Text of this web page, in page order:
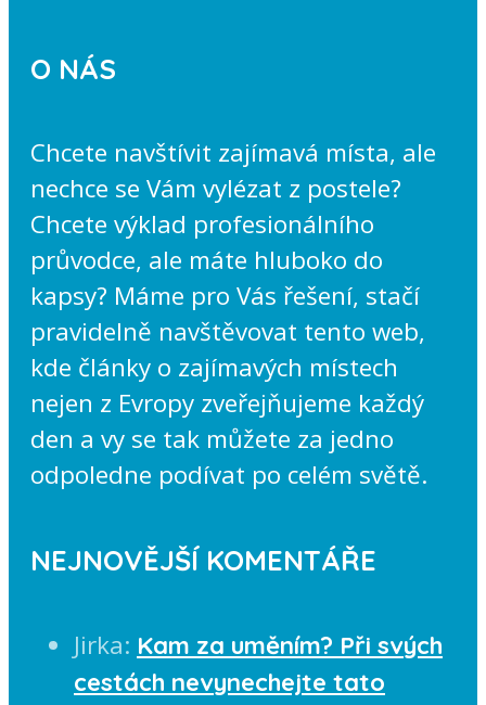
O NÁS
Chcete navštívit zajímavá místa, ale
nechce se Vám vylézat z postele?
Chcete výklad profesionálního
průvodce, ale máte hluboko do
kapsy? Máme pro Vás řešení, stačí
pravidelně navštěvovat tento web,
kde články o zajímavých místech
nejen z Evropy zveřejňujeme každý
den a vy se tak můžete za jedno
odpoledne podívat po celém světě.
NEJNOVĚJŠÍ KOMENTÁŘE
Jirka: Kam za uměním? Při svých
cestách nevynechejte tato